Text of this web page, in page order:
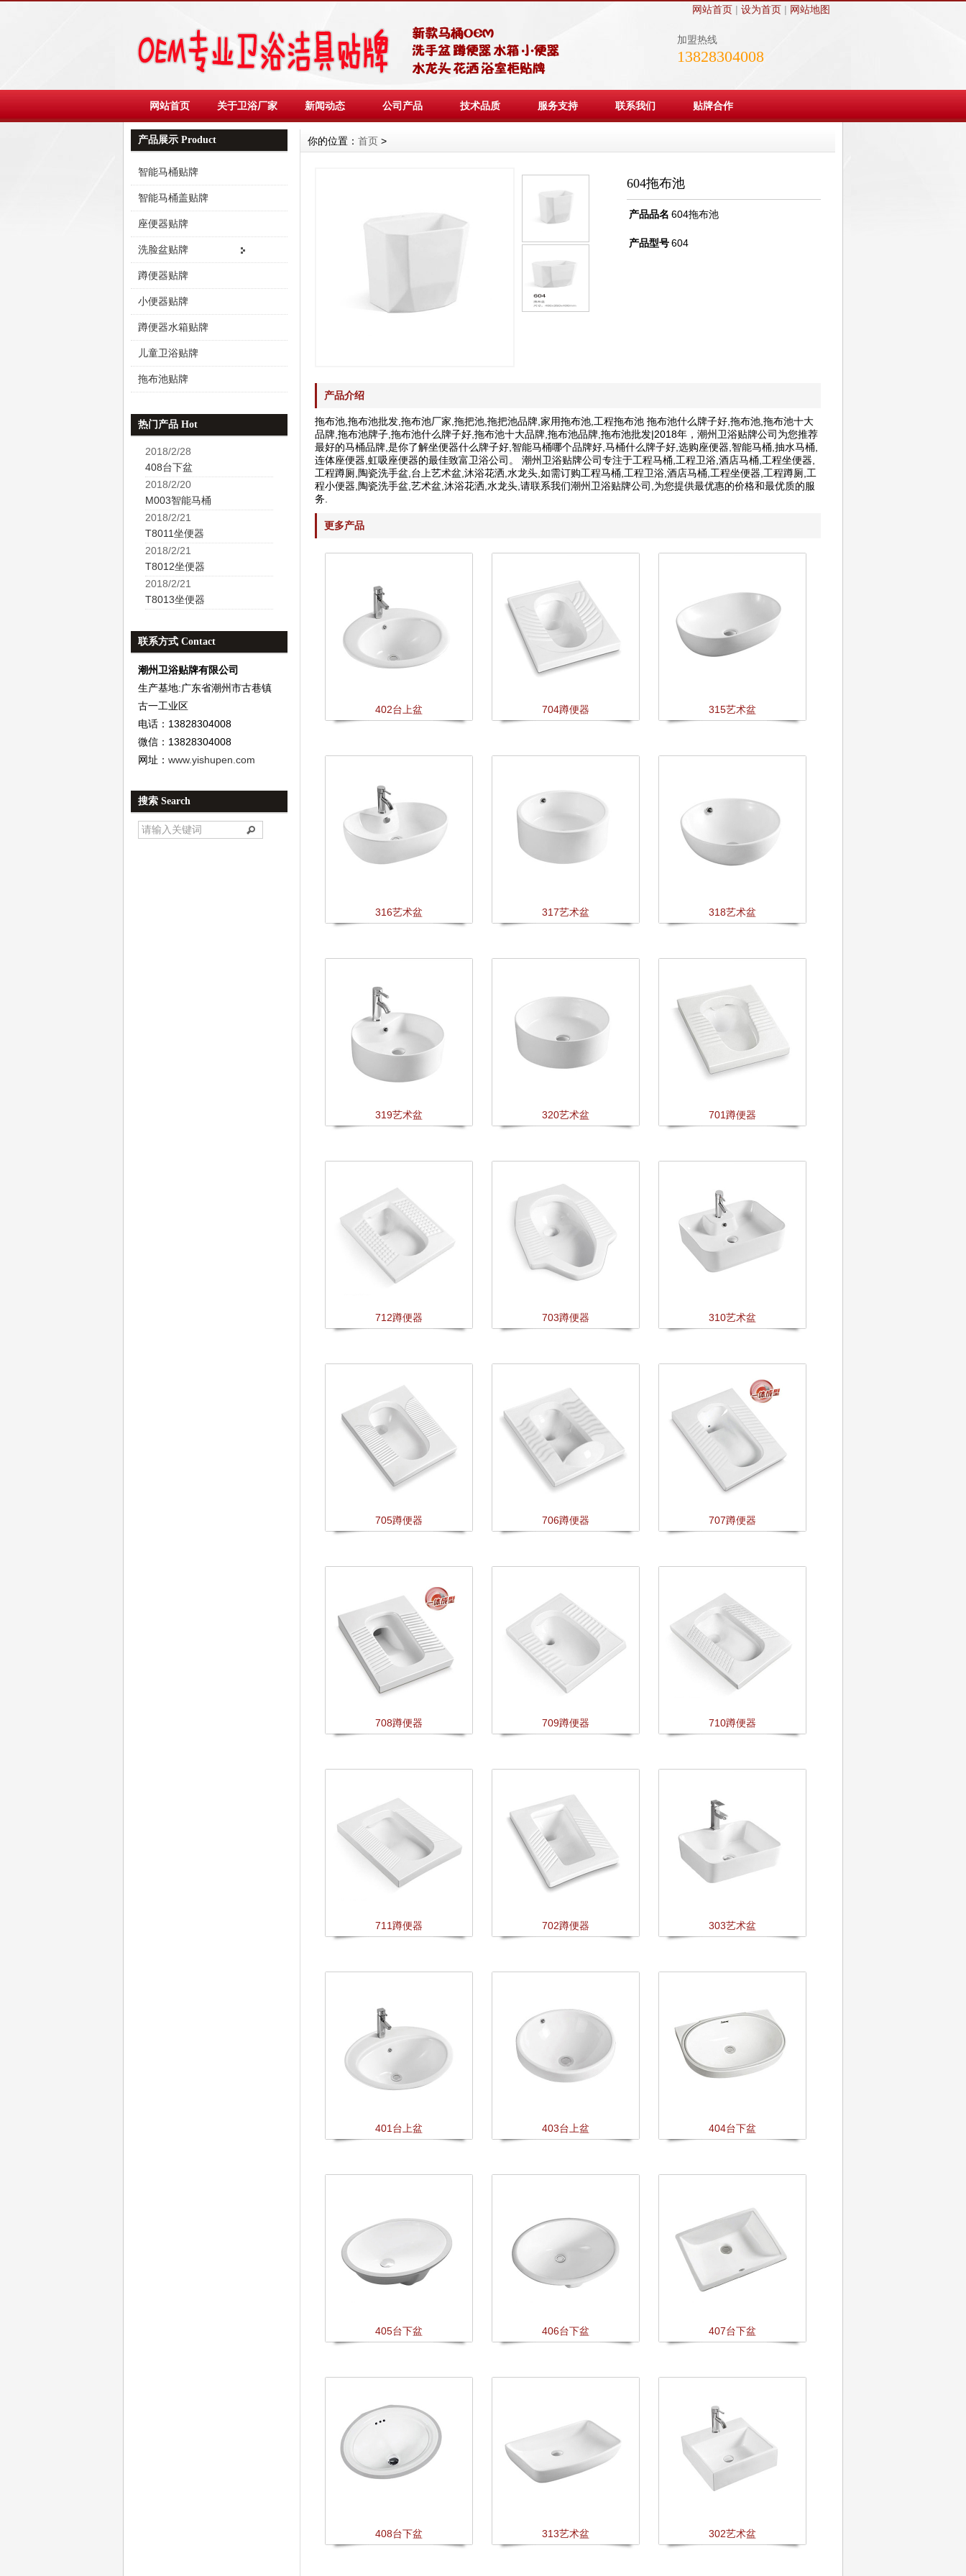
网站首页| 设为首页| 网站地图
加盟热线
13828304008
网站首页 关于卫浴厂家 新闻动态 公司产品 技术品质 服务支持 联系我们 贴牌合作
产品展示 Product
智能马桶贴牌
智能马桶盖贴牌
座便器贴牌
洗脸盆贴牌
蹲便器贴牌
小便器贴牌
蹲便器水箱贴牌
儿童卫浴贴牌
拖布池贴牌
热门产品 Hot
2018/2/28
408台下盆
2018/2/20
M003智能马桶
2018/2/21
T8011坐便器
2018/2/21
T8012坐便器
2018/2/21
T8013坐便器
联系方式 Contact
潮州卫浴贴牌有限公司
生产基地:广东省潮州市古巷镇
古一工业区
电话：13828304008
微信：13828304008
网址： www.yishupen.com
搜索 Search
你的位置： 首页 >
604拖布池
产品品名 604拖布池
产品型号604
产品介绍
拖布池,拖布池批发,拖布池厂家,拖把池,拖把池品牌,家用拖布池,工程拖布池 拖布池什么牌子好,拖布池,拖布池十大
品牌,拖布池牌子,拖布池什么牌子好,拖布池十大品牌,拖布池品牌,拖布池批发|2018年，潮州卫浴贴牌公司为您推荐
最好的马桶品牌,是你了解坐便器什么牌子好,智能马桶哪个品牌好,马桶什么牌子好,选购座便器,智能马桶,抽水马桶,
连体座便器,虹吸座便器的最佳致富卫浴公司。 潮州卫浴贴牌公司专注于工程马桶,工程卫浴,酒店马桶,工程坐便器,
工程蹲厕,陶瓷洗手盆,台上艺术盆,沐浴花洒,水龙头,如需订购工程马桶,工程卫浴,酒店马桶,工程坐便器,工程蹲厕,工
程小便器,陶瓷洗手盆,艺术盆,沐浴花洒,水龙头,请联系我们潮州卫浴贴牌公司,为您提供最优惠的价格和最优质的服
务.
更多产品
402台上盆 704蹲便器 315艺术盆
316艺术盆 317艺术盆 318艺术盆
319艺术盆 320艺术盆 701蹲便器
712蹲便器 703蹲便器 310艺术盆
705蹲便器 706蹲便器 707蹲便器
708蹲便器 709蹲便器 710蹲便器
711蹲便器 702蹲便器 303艺术盆
401台上盆 403台上盆 404台下盆
405台下盆 406台下盆 407台下盆
408台下盆 313艺术盆 302艺术盆